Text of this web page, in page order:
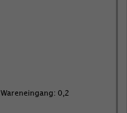
Wareneingang: 0,2